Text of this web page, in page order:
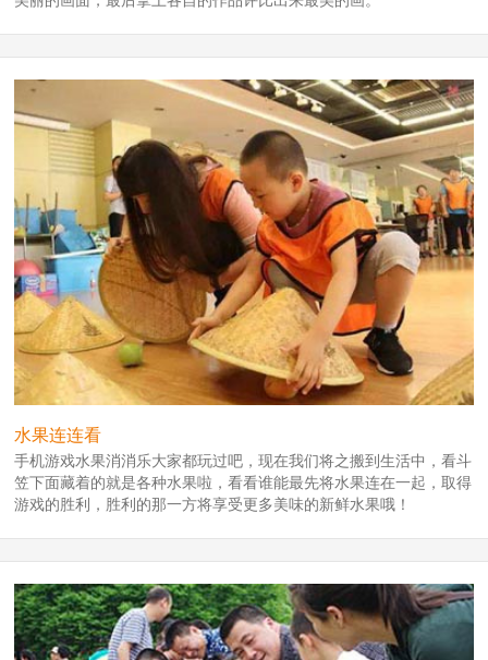
水果连连看
手机游戏水果消消乐大家都玩过吧，现在我们将之搬到生活中，看斗
笠下面藏着的就是各种水果啦，看看谁能最先将水果连在一起，取得
游戏的胜利，胜利的那一方将享受更多美味的新鲜水果哦！